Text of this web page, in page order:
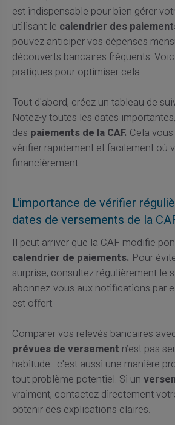
est indispensable pour bien gérer
utilisant le calendrier des
pouvez anticiper vos dépenses
découverts bancaires fréquents.
pratiques pour optimiser cela :
Tout d'abord, créez un tableau de
Notez-y toutes les dates
des paiements de la CAF. Cela
vérifier rapidement et facilement où
financièrement.
L'importance de vérifier
dates de versements de la
Il peut arriver que la CAF modifie
calendrier de paiements. Pour
surprise, consultez régulièrement le
abonnez-vous aux notifications par
est offert.
Comparer vos relevés bancaires
prévues de versement n’est pas
habitude : c'est aussi une manière
tout problème potentiel. Si un
vraiment, contactez directement
obtenir des explications claires.